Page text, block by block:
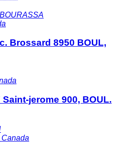
Brossard 8950 BOUL,
jerome 900, BOUL.
Canada